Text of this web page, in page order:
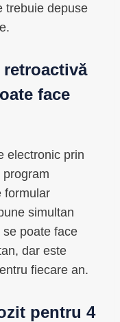
trebuie depuse
face
electronic prin
formular
simultan
poate face
dar este
fiecare an.
pentru 4